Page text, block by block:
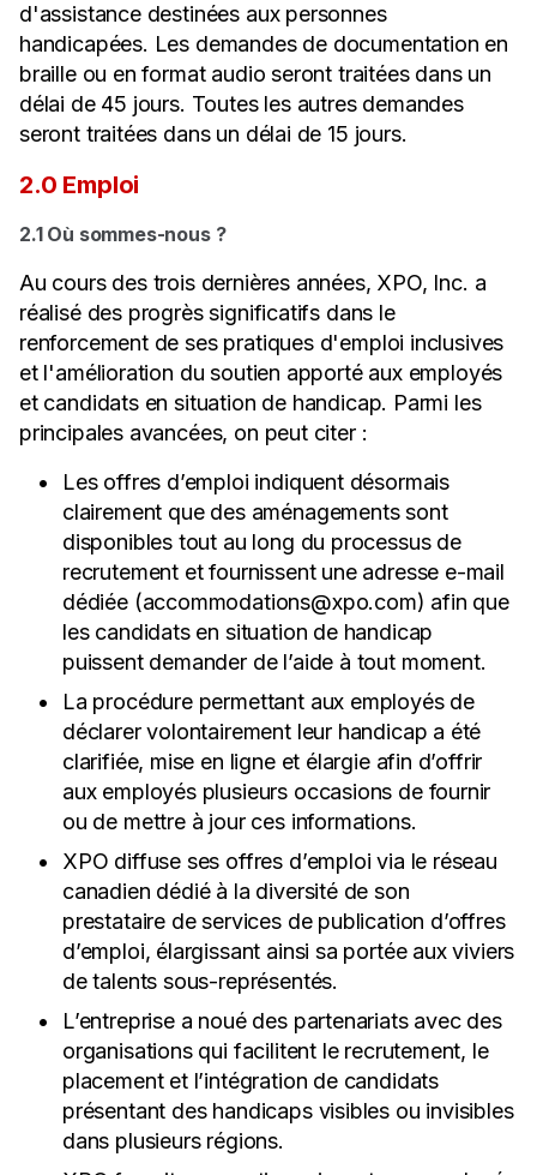
d'assistance destinées aux personnes
handicapées. Les demandes de documentation en
braille ou en format audio seront traitées dans un
délai de 45 jours. Toutes les autres demandes
seront traitées dans un délai de 15 jours.
2.0 Emploi
2.1 Où sommes-nous ?
Au cours des trois dernières années, XPO, Inc. a
réalisé des progrès significatifs dans le
renforcement de ses pratiques d'emploi inclusives
et l'amélioration du soutien apporté aux employés
et candidats en situation de handicap. Parmi les
principales avancées, on peut citer :
Les offres d’emploi indiquent désormais
clairement que des aménagements sont
disponibles tout au long du processus de
recrutement et fournissent une adresse e-mail
dédiée (accommodations@xpo.com) afin que
les candidats en situation de handicap
puissent demander de l’aide à tout moment.
La procédure permettant aux employés de
déclarer volontairement leur handicap a été
clarifiée, mise en ligne et élargie afin d’offrir
aux employés plusieurs occasions de fournir
ou de mettre à jour ces informations.
XPO diffuse ses offres d’emploi via le réseau
canadien dédié à la diversité de son
prestataire de services de publication d’offres
d’emploi, élargissant ainsi sa portée aux viviers
de talents sous-représentés.
L’entreprise a noué des partenariats avec des
organisations qui facilitent le recrutement, le
placement et l’intégration de candidats
présentant des handicaps visibles ou invisibles
dans plusieurs régions.